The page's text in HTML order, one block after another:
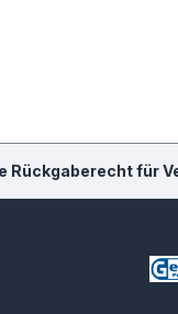
Rückgaberecht für